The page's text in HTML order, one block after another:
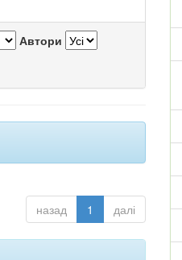
Автори
назад 1 далі